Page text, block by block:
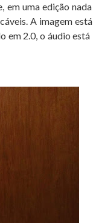
em uma edição nada
A imagem está
em 2.0, o áudio está